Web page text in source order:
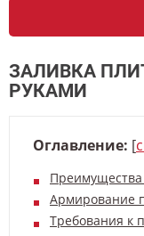
ЗАЛИВКА
РУКАМИ
Оглавление: [
Преимущества
Армирование
Требования к